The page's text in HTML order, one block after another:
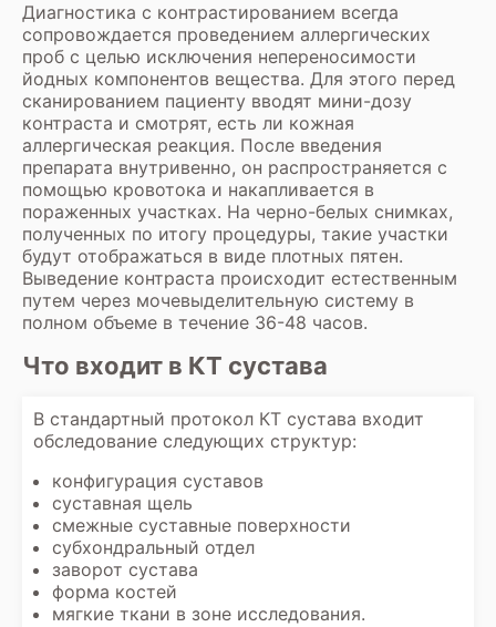
Диагностика с контрастированием всегда
сопровождается проведением аллергических
проб с целью исключения непереносимости
йодных компонентов вещества. Для этого перед
сканированием пациенту вводят мини-дозу
контраста и смотрят, есть ли кожная
аллергическая реакция. После введения
препарата внутривенно, он распространяется с
помощью кровотока и накапливается в
пораженных участках. На черно-белых снимках,
полученных по итогу процедуры, такие участки
будут отображаться в виде плотных пятен.
Выведение контраста происходит естественным
путем через мочевыделительную систему в
полном объеме в течение 36-48 часов.
Что входит в КТ сустава
В стандартный протокол КТ сустава входит
обследование следующих структур:
конфигурация суставов
суставная щель
смежные суставные поверхности
субхондральный отдел
заворот сустава
форма костей
мягкие ткани в зоне исследования.